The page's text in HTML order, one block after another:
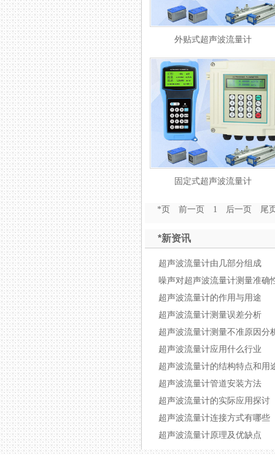
外贴式超声波流量计
固定式超声波流量计
*页 前一页 1 后一页 尾
*新资讯
超声波流量计由几部分组成
噪声对超声波流量计测量准确
超声波流量计的作用与用途
超声波流量计测量误差分析
超声波流量计测量不准原因分
超声波流量计应用什么行业
超声波流量计的结构特点和用
超声波流量计管道安装方法
超声波流量计的实际应用探讨
超声波流量计连接方式有哪些
超声波流量计原理及优缺点